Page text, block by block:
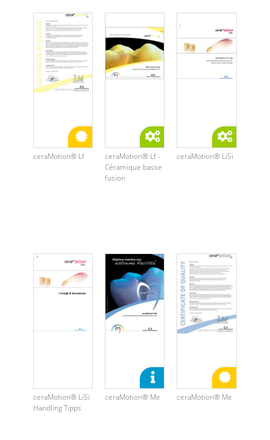
ceraMotion® Lf
ceraMotion® Lf -
Céramique basse
fusion
ceraMotion® LiSi
ceraMotion® LiSi
Handling Tipps
ceraMotion® Me ceraMotion® Me